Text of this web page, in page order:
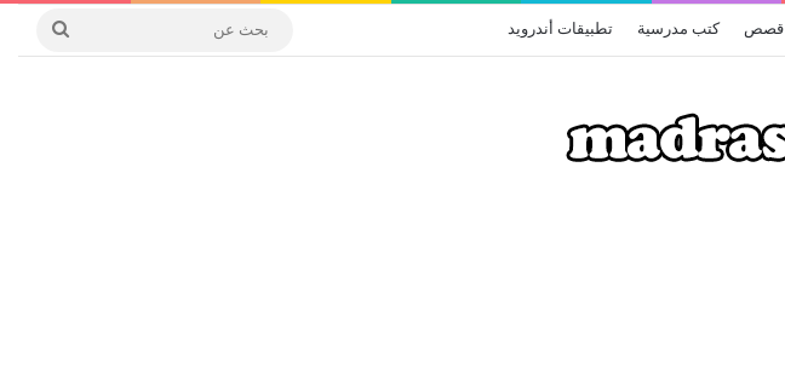
قصص كتب مدرسية تطبيقات أندرويد